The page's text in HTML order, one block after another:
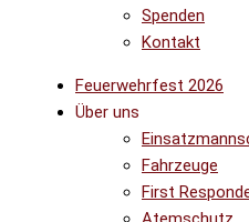
Spenden
Kontakt
Feuerwehrfest 2026
Über uns
Fahrzeuge
First